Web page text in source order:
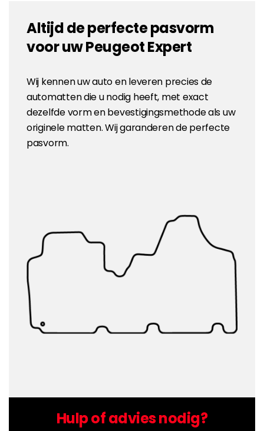
Altijd de perfecte pasvorm
voor uw Peugeot Expert
Wij kennen uw auto en leveren precies de
automatten die u nodig heeft, met exact
dezelfde vorm en bevestigingsmethode als uw
originele matten. Wij garanderen de perfecte
pasvorm.
Hulp of advies nodig?